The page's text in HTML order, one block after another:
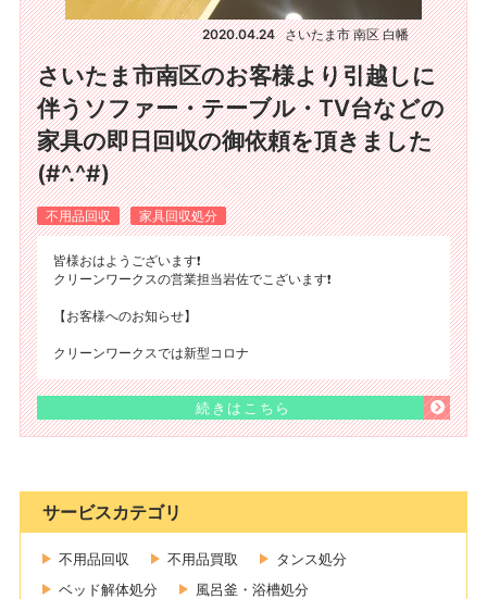
2020.04.24 さいたま市 南区 白幡
さいたま市南区のお客様より引越しに
伴うソファー・テーブル・TV台などの
家具の即日回収の御依頼を頂きました
(#^.^#)
不用品回収 家具回収処分
皆様おはようございます❗
クリーンワークスの営業担当岩佐でこざいます❗
【お客様へのお知らせ】
クリーンワークスでは新型コロナ
続きはこちら
サービスカテゴリ
不用品回収 不用品買取
タンス処分
ベッド解体処分
風呂釜・浴槽処分